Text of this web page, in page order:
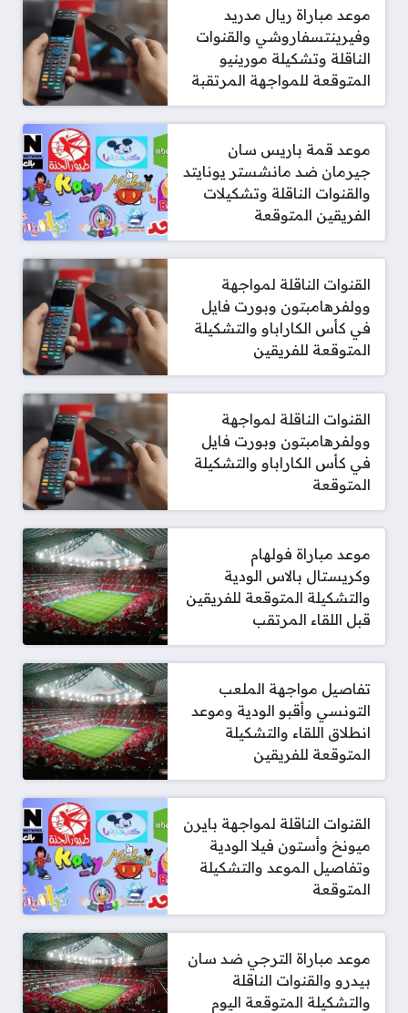
موعد مباراة ريال مدريد
وفيرينتسفاروشي والقنوات
الناقلة وتشكيلة مورينيو
المتوقعة للمواجهة المرتقبة
موعد قمة باريس سان
جيرمان ضد مانشستر يونايتد
والقنوات الناقلة وتشكيلات
الفريقين المتوقعة
القنوات الناقلة لمواجهة
وولفرهامبتون وبورت فايل
في كأس الكاراباو والتشكيلة
المتوقعة للفريقين
القنوات الناقلة لمواجهة
وولفرهامبتون وبورت فايل
في كأس الكاراباو والتشكيلة
المتوقعة
موعد مباراة فولهام
وكريستال بالاس الودية
والتشكيلة المتوقعة للفريقين
قبل اللقاء المرتقب
تفاصيل مواجهة الملعب
التونسي وأقبو الودية وموعد
انطلاق اللقاء والتشكيلة
المتوقعة للفريقين
القنوات الناقلة لمواجهة بايرن
ميونخ وأستون فيلا الودية
وتفاصيل الموعد والتشكيلة
المتوقعة
موعد مباراة الترجي ضد سان
بيدرو والقنوات الناقلة
والتشكيلة المتوقعة اليوم